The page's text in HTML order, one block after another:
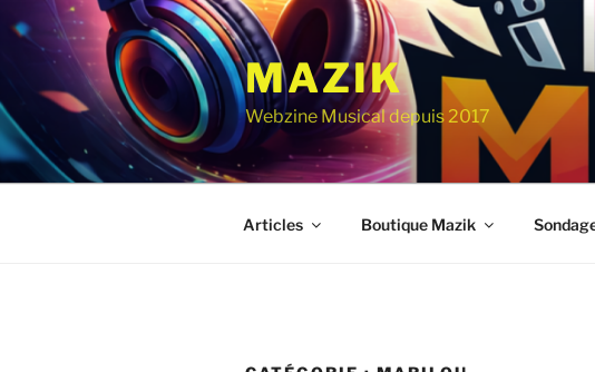
au
contenu
principal
MAZIK
Webzine Musical depuis 2017
Articles Boutique Mazik